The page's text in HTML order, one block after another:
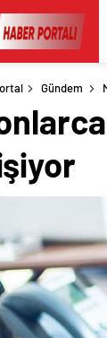
Gündem